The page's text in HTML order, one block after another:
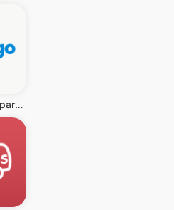
trivago: Compare hotel prices